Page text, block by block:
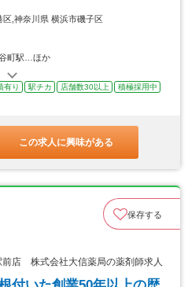
,神奈川県 横浜市磯子区
町駅…ほか
有り 駅チカ 店舗数30以上
積極採用中
この求人に興味がある
保存する
店 株式会社大信薬局の薬剤師求人